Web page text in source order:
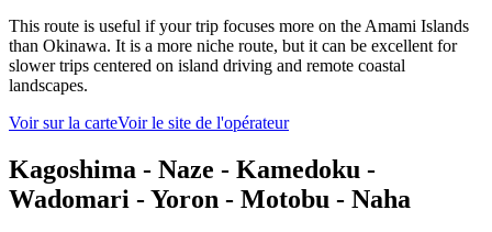
This route is useful if your trip focuses more on the Amami Islands
than Okinawa. It is a more niche route, but it can be excellent for
slower trips centered on island driving and remote coastal
landscapes.
Voir sur la carteVoir le site de l'opérateur
Kagoshima - Naze - Kamedoku -
Wadomari - Yoron - Motobu - Naha